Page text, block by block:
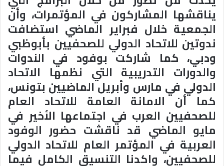
يناقشها المشاركون في المؤتمرات، وأن
الجمعية خلال فبراير الماضي استضافت
ندوتين للاتحاد الدولي للصحفيين بأبوظبي
ودبي، كما شاركت بوفود في الندوات
والدورات التدريبية التي نظمها الاتحاد
الدولي في مارس وأبريل الماضيين بتونس،
كما أن الامانة العامة للاتحاد العام
للصحفيين العرب في اجتماعها الأخير في
مايو الماضي قد ناقشت حضور الوفود
العربية في المؤتمر العام للاتحاد الدولي
للصحفيين، واكدنا التنسيق الكامل فيما